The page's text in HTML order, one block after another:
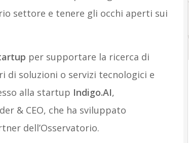
settore e tenere gli occhi aperti sui
per supportare la ricerca di
soluzioni o servizi tecnologici e
alla startup Indigo.AI,
& CEO, che ha sviluppato
dell’Osservatorio.